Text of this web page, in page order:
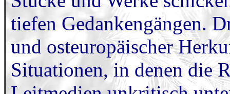
tiefen Gedankengängen.
und osteuropäischer
Situationen, in denen die